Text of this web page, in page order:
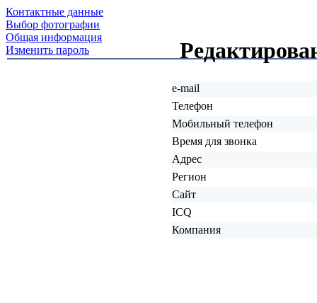
Контактные данные
Выбор фотографии
Общая информация
Изменить пароль
e-mail
Телефон
Мобильный телефон
Время для звонка
Адрес
Регион
Сайт
ICQ
Компания